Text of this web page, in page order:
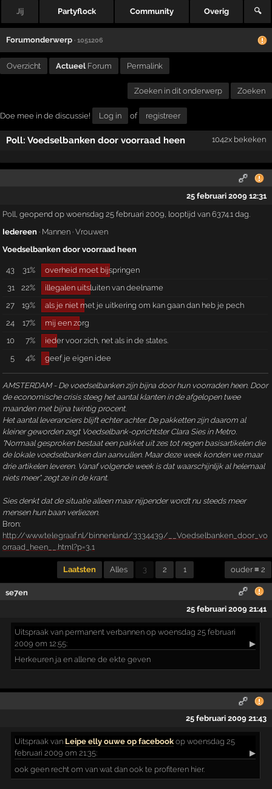
Jij Partyflock Community Overig 🔍
Forumonderwerp · 1051206
Overzicht Actueel Forum Permalink
Zoeken in dit onderwerp Zoeken
Doe mee in de discussie! Log in of registreer
Poll: Voedselbanken door voorraad heen 1042x bekeken
25 februari 2009 12:31
Poll , geopend op woensdag 25 februari 2009, looptijd van 6374.1 dag.
Iedereen· Mannen· Vrouwen
Voedselbanken door voorraad heen
43 31%
overheid moet bijspringen
31
22%
illegalen uitsluiten van deelname
27
19%
als je niet met je uitkering om kan gaan dan heb je pech
24
17%
mij een zorg
10
7%
ieder voor zich, net als in de states.
5
4% geef je eigen idee
AMSTERDAM - De voedselbanken zijn bijna door hun voorraden heen. Door
de economische crisis steeg het aantal klanten in de afgelopen twee
maanden met bijna twintig procent.
Het aantal leveranciers blijft echter achter. De pakketten zijn daarom al
kleiner geworden zegt Voedselbank-oprichtster Clara Sies in Metro.
"Normaal gesproken bestaat een pakket uit zes tot negen basisartikelen die
de lokale voedselbanken dan aanvullen. Maar deze week konden we maar
drie artikelen leveren. Vanaf volgende week is dat waarschijnlijk al helemaal
niets meer", zegt ze in de krant.
Sies denkt dat de situatie alleen maar nijpender wordt nu steeds meer
mensen hun baan verliezen.
Bron:
http://www.telegraaf.nl/binnenland/3334439/__Voedselbanken_door_vo
orraad_heen__.html?p=3,1
Laatsten Alles 3 2 1 ouder ≡ 2
se7en
25 februari 2009 21:41
Uitspraak van permanent verbannen op woensdag 25 februari
2009 om 12:55:
▶
Herkeuren ja en allene de ekte geven
25 februari 2009 21:43
Uitspraak van Leipe elly ouwe op facebook op woensdag 25
februari 2009 om 21:35:
▶
ook geen recht om van wat dan ook te profiteren hier.